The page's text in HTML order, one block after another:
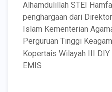
Alhamdulillah STEI
penghargaan dari
Islam Kementerian
Perguruan Tinggi
Kopertais Wilayah III
EMIS